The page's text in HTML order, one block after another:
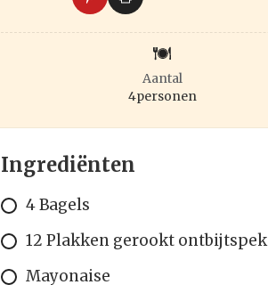
Aantal
4personen
Ingrediënten
4 Bagels
12 Plakken gerookt ontbijtspek
Mayonaise